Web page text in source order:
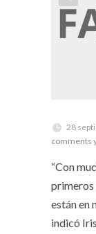
28
comments
“Con
primeros
están en
indicó